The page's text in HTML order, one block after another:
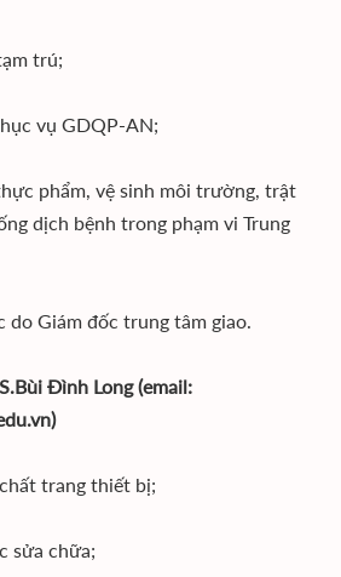
trú;
vụ GDQP-AN;
phẩm, vệ sinh môi trường, trật
dịch bệnh trong phạm vi Trung
do Giám đốc trung tâm giao.
Đình Long (email:
trang thiết bị;
sửa chữa;